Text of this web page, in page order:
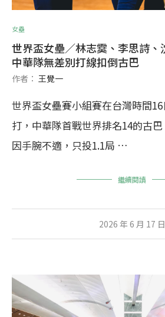
女壘
世界盃女壘／林志霙、李思詩
中華隊無差別打線扣倒古巴
作者： 王覺一
世界盃女壘賽小組賽在台灣時間
打，中華隊首戰世界排名14的古
因手腕不適，只投1.1局 …
繼續閱讀
2026 年 6 月 17 日